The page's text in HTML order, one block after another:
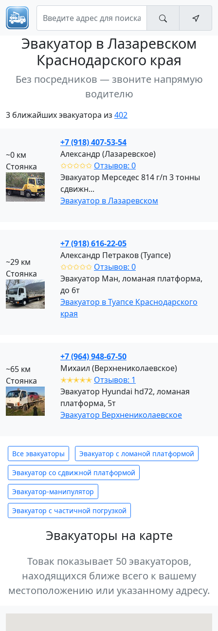
Эвакуатор в Лазаревском
Краснодарского края
Без посредников — звоните напрямую
водителю
3 ближайших эвакуатора из 402
~0 км
Стоянка
+7 (918) 407-53-54
Александр (Лазаревское)
✩✩✩✩✩ Отзывов: 0
Эвакуатор Мерседес 814 г/п 3 тонны
сдвижн...
Эвакуатор в Лазаревском
~29 км
Стоянка
+7 (918) 616-22-05
Александр Петраков (Туапсе)
✩✩✩✩✩ Отзывов: 0
Эвакуатор Ман, ломаная платформа,
до 6т
Эвакуатор в Туапсе Краснодарского
края
~65 км
Стоянка
+7 (964) 948-67-50
Михаил (Верхнениколаевское)
✭✭✭✭✭ Отзывов: 1
Эвакуатор Hyundai hd72, ломаная
платформа, 5т
Эвакуатор Верхнениколаевское
Все эвакуаторы Эвакуатор с ломаной платформой
Эвакуатор со сдвижной платформой
Эвакуатор-манипулятор
Эвакуатор с частичной погрузкой
Эвакуаторы на карте
Товак показывает 50 эвакуаторов,
находящихся ближе всего к вашему
местоположению или указанному адресу.